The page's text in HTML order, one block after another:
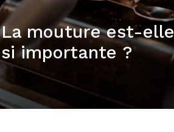
La mouture est-elle
si importante ?